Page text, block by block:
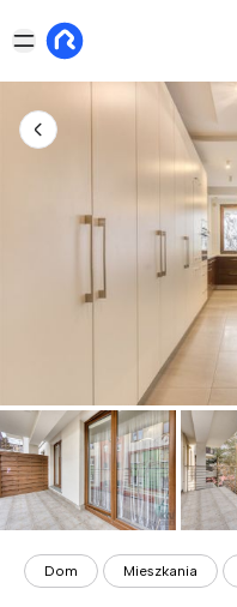
Dom Mieszkania